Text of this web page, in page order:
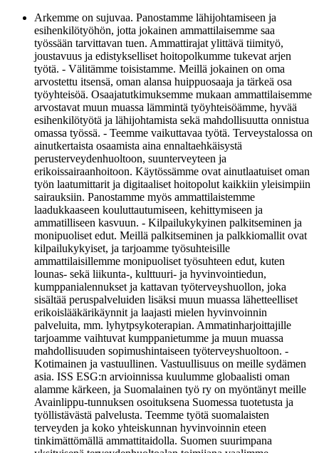
Arkemme on sujuvaa. Panostamme lähijohtamiseen ja
esihenkilötyöhön, jotta jokainen ammattilaisemme saa
työssään tarvittavan tuen. Ammattirajat ylittävä tiimityö,
joustavuus ja edistykselliset hoitopolkumme tukevat arjen
työtä. - Välitämme toisistamme. Meillä jokainen on oma
arvostettu itsensä, oman alansa huippuosaaja ja tärkeä osa
työyhteisöä. Osaajatutkimuksemme mukaan ammattilaisemme
arvostavat muun muassa lämmintä työyhteisöämme, hyvää
esihenkilötyötä ja lähijohtamista sekä mahdollisuutta onnistua
omassa työssä. - Teemme vaikuttavaa työtä. Terveystalossa on
ainutkertaista osaamista aina ennaltaehkäisystä
perusterveydenhuoltoon, suunterveyteen ja
erikoissairaanhoitoon. Käytössämme ovat ainutlaatuiset oman
työn laatumittarit ja digitaaliset hoitopolut kaikkiin yleisimpiin
sairauksiin. Panostamme myös ammattilaistemme
laadukkaaseen kouluttautumiseen, kehittymiseen ja
ammatilliseen kasvuun. - Kilpailukykyinen palkitseminen ja
monipuoliset edut. Meillä palkitseminen ja palkkiomallit ovat
kilpailukykyiset, ja tarjoamme työsuhteisille
ammattilaisillemme monipuoliset työsuhteen edut, kuten
lounas- sekä liikunta-, kulttuuri- ja hyvinvointiedun,
kumppanialennukset ja kattavan työterveyshuollon, joka
sisältää peruspalveluiden lisäksi muun muassa lähetteelliset
erikoislääkärikäynnit ja laajasti mielen hyvinvoinnin
palveluita, mm. lyhytpsykoterapian. Ammatinharjoittajille
tarjoamme vaihtuvat kumppanietumme ja muun muassa
mahdollisuuden sopimushintaiseen työterveyshuoltoon. -
Kotimainen ja vastuullinen. Vastuullisuus on meille sydämen
asia. ISS ESG:n arvioinnissa kuulumme globaalisti oman
alamme kärkeen, ja Suomalainen työ ry on myöntänyt meille
Avainlippu-tunnuksen osoituksena Suomessa tuotetusta ja
työllistävästä palvelusta. Teemme työtä suomalaisten
terveyden ja koko yhteiskunnan hyvinvoinnin eteen
tinkimättömällä ammattitaidolla. Suomen suurimpana